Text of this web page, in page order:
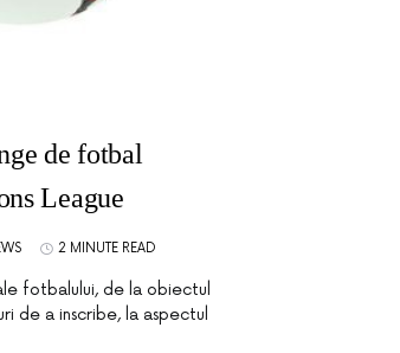
de fotbal
League
2 MINUTE READ
fotbalului, de la obiectul
de a inscribe, la aspectul